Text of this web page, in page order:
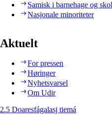
Samisk i barnehage og
Nasjonale minoriteter
Aktuelt
For pressen
Høringer
Nyhetsvarsel
Om Udir
2.5 Doaresfágalasj tiemá